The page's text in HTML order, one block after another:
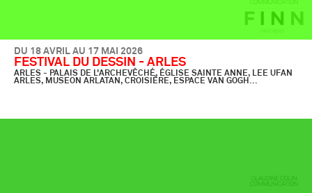
DU 18 AVRIL AU 17 MAI 2026
FESTIVAL DU DESSIN - ARLES
ARLES - PALAIS DE L'ARCHEVÊCHÉ, ÉGLISE SAINTE ANNE, LEE UFAN
ARLES, MUSEON ARLATAN, CROISIÈRE, ESPACE VAN GOGH...